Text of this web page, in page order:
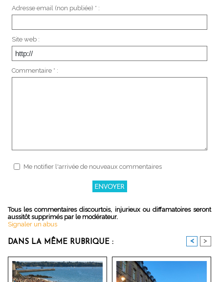
Adresse email (non publiée) * :
Site web :
Commentaire * :
Me notifier l'arrivée de nouveaux commentaires
Tous les commentaires discourtois, injurieux ou diffamatoires seront
aussitôt supprimés par le modérateur.
Signaler un abus
DANS LA MÊME RUBRIQUE : < >